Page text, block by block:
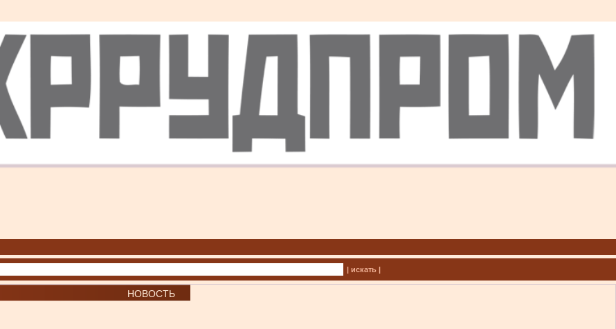
| искать |
НОВОСТЬ